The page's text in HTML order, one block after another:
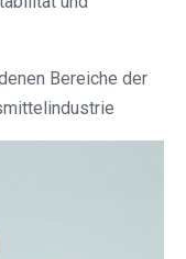
Bereiche der